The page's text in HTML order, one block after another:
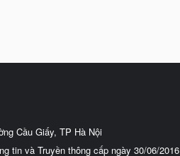
Cầu Giấy, TP Hà Nội
tin và Truyền thông cấp ngày 30/06/2016